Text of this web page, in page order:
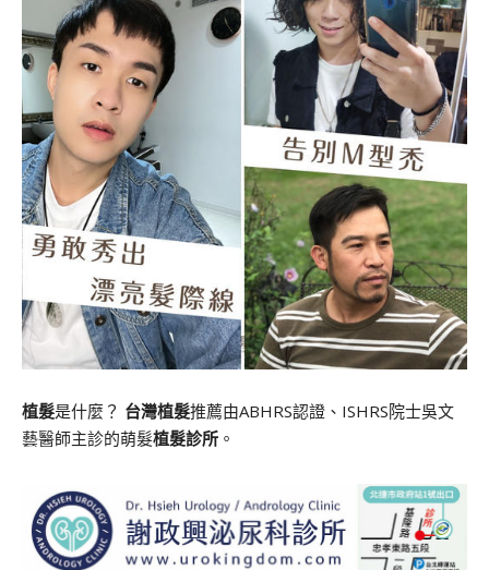
植髮是什麼？ 台灣植髮推薦由ABHRS認證、ISHRS院士吳文
藝醫師主診的萌髮植髮診所 。